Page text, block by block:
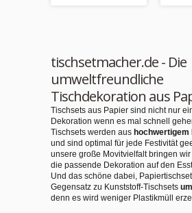
tischsetmacher.de - Die
umweltfreundliche
Tischdekoration aus
Tischsets aus Papier sind nicht nur
Dekoration wenn es mal schnell
Tischsets werden aus hochwertigem
und sind optimal für jede Festivität
unsere große Movitvielfalt bringen
die passende Dekoration auf den
Und das schöne dabei,
Gegensatz zu Kunststoff-Tischsets
denn es wird weniger Plastikmüll